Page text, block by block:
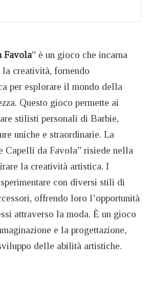
Favola” è un gioco che incarna
la creatività, fornendo
per esplorare il mondo della
Questo gioco permette ai
stilisti personali di Barbie,
uniche e straordinarie. La
Capelli da Favola” risiede nella
la creatività artistica. I
con diversi stili di
offrendo loro l’opportunità
attraverso la moda. È un gioco
e la progettazione,
delle abilità artistiche.